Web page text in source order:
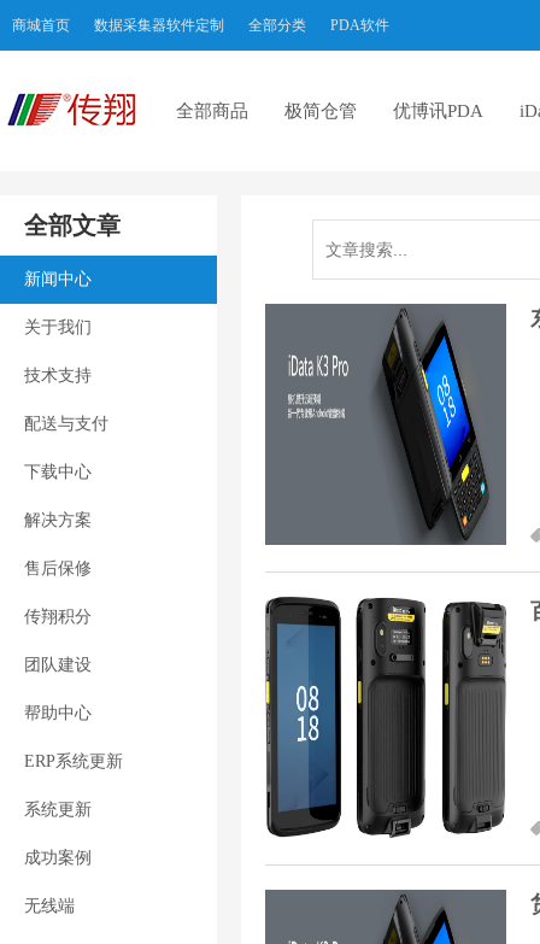
商城首页 数据采集器软件定制 全部分类 PDA软件
全部商品 极简仓管 优博讯PDA
全部文章
新闻中心
关于我们
技术支持
配送与支付
下载中心
解决方案
售后保修
传翔积分
团队建设
帮助中心
ERP系统更新
系统更新
成功案例
无线端